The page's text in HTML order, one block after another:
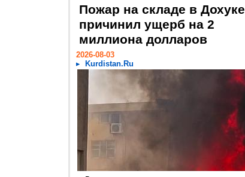
Пожар на складе в Дохуке
причинил ущерб на 2
миллиона долларов
2026-08-03
Kurdistan.Ru